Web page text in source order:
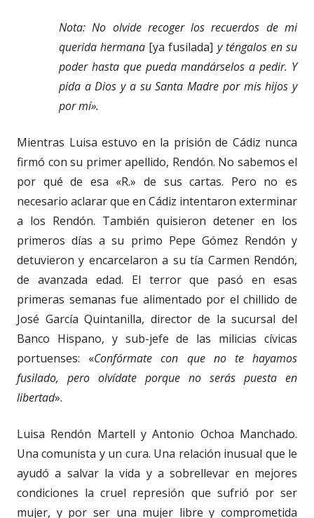
Nota:No olvide recoger los recuerdos de mi
querida hermana [ya fusilada] y téngalos en su
poder hasta que pueda mandárselos a pedir. Y
pida a Dios y a su Santa Madre por mis hijos y
por mí».
Mientras Luisa estuvo en la prisión de Cádiz nunca
firmó con su primer apellido, Rendón. No sabemos el
por qué de esa «R.» de sus cartas. Pero no es
necesario aclarar que en Cádiz intentaron exterminar
a los Rendón. También quisieron detener en los
primeros días a su primo Pepe Gómez Rendón y
detuvieron y encarcelaron a su tía Carmen Rendón,
de avanzada edad. El terror que pasó en esas
primeras semanas fue alimentado por el chillido de
José García Quintanilla, director de la sucursal del
Banco Hispano, y sub-jefe de las milicias cívicas
portuenses: «Confórmate con que no te hayamos
fusilado, pero olvídate porque no serás puesta en
libertad».
Luisa Rendón Martell y Antonio Ochoa Manchado.
Una comunista y un cura. Una relación inusual que le
ayudó a salvar la vida y a sobrellevar en mejores
condiciones la cruel represión que sufrió por ser
mujer, y por ser una mujer libre y comprometida